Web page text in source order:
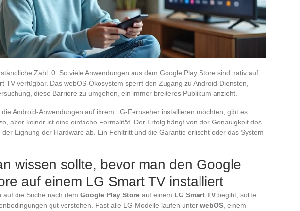
Zahl: 0. So viele Anwendungen aus dem Google Play Store sind nativ auf
TV verfügbar. Das webOS-Ökosystem sperrt den Zugang zu Android-Diensten,
diese Barriere zu umgehen, ein immer breiteres Publikum anzieht.
Android-Anwendungen auf ihrem LG-Fernseher installieren möchten, gibt es
aber keiner ist eine einfache Formalität. Der Erfolg hängt von der Genauigkeit des
der Eignung der Hardware ab. Ein Fehltritt und die Garantie erlischt oder das System
wissen sollte, bevor man den Google
auf einem LG Smart TV installiert
auf die Suche nach dem Google Play Store auf einem LG Smart TV begibt, sollte
gut verstehen. Fast alle LG-Modelle laufen unter webOS , einem